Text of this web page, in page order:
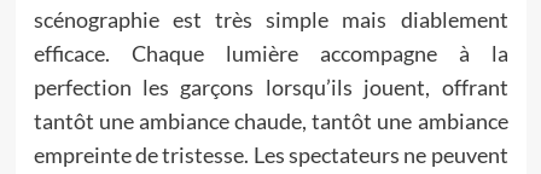
scénographie est très simple mais diablement
efficace. Chaque lumière accompagne à la
perfection les garçons lorsqu’ils jouent, offrant
tantôt une ambiance chaude, tantôt une ambiance
empreinte de tristesse. Les spectateurs ne peuvent